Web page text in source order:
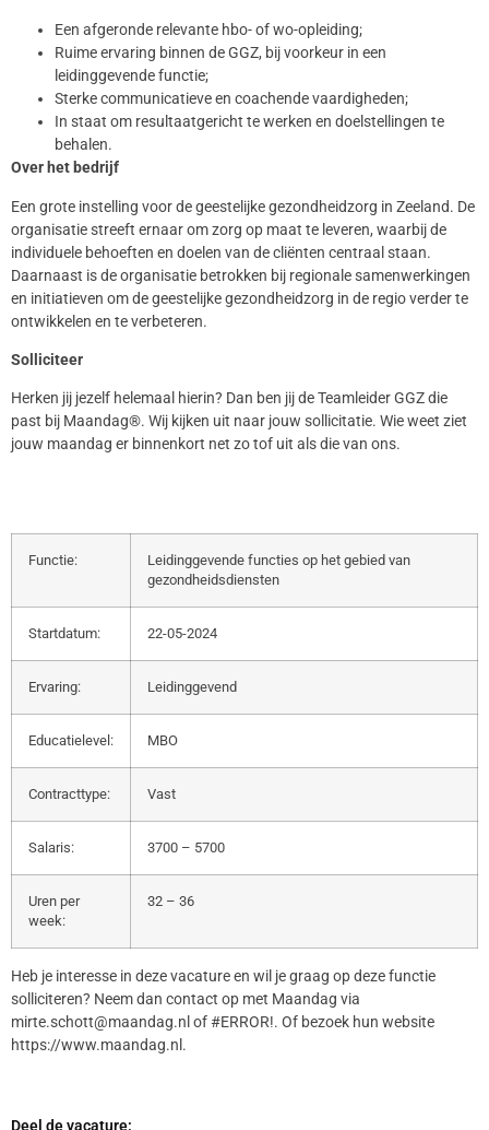
Een afgeronde relevante hbo- of wo-opleiding;
Ruime ervaring binnen de GGZ, bij voorkeur in een
leidinggevende functie;
Sterke communicatieve en coachende vaardigheden;
In staat om resultaatgericht te werken en doelstellingen te
behalen.
Over het bedrijf
Een grote instelling voor de geestelijke gezondheidzorg in Zeeland. De
organisatie streeft ernaar om zorg op maat te leveren, waarbij de
individuele behoeften en doelen van de cliënten centraal staan.
Daarnaast is de organisatie betrokken bij regionale samenwerkingen
en initiatieven om de geestelijke gezondheidzorg in de regio verder te
ontwikkelen en te verbeteren.
Solliciteer
Herken jij jezelf helemaal hierin? Dan ben jij de Teamleider GGZ die
past bij Maandag®. Wij kijken uit naar jouw sollicitatie. Wie weet ziet
jouw maandag er binnenkort net zo tof uit als die van ons.
Functie:
Leidinggevende functies op het gebied van
gezondheidsdiensten
Startdatum: 22-05-2024
Ervaring: Leidinggevend
Educatielevel: MBO
Contracttype: Vast
Salaris: 3700 – 5700
Uren per
week:
32 – 36
Heb je interesse in deze vacature en wil je graag op deze functie
solliciteren? Neem dan contact op met Maandag via
mirte.schott@maandag.nl of #ERROR!. Of bezoek hun website
https://www.maandag.nl.
Deel de vacature: